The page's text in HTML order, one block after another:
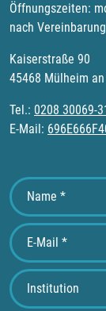
Öffnungszeiten:
nach Vereinbarung
Kaiserstraße 90
45468 Mülheim
Tel.: 0208 30069-
E-Mail: